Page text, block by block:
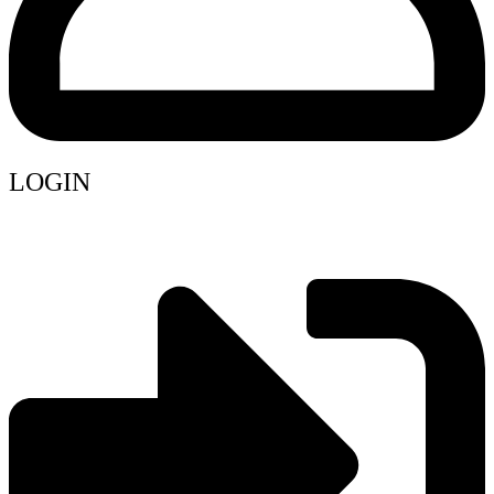
LOGIN